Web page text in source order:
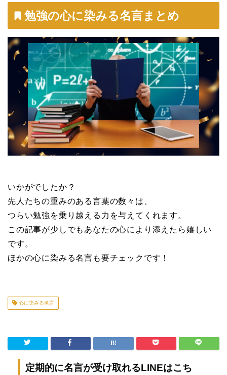
勉強の心に染みる名言まとめ
いかがでしたか？
先人たちの重みのある言葉の数々は、
つらい勉強を乗り越える力を与えてくれます。
この記事が少しでもあなたの心により添えたら嬉しい
です。
ほかの心に染みる名言も要チェックです！
心に染みる名言
定期的に名言が受け取れるLINEはこち